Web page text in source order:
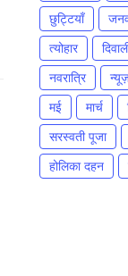
छुट्टियाँ
त्योहार
नवरात्रि
मई
मार्च
सरस्वती पूजा
होलिका दहन